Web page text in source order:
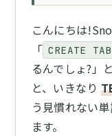
こんにちは
「 CREATE
るんでしょ?」
と、いきなり
う見慣れない
ます。